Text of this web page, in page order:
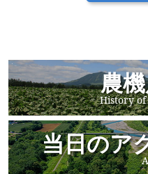
農
History
当日のア